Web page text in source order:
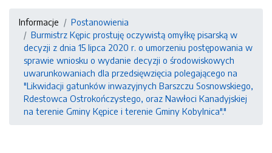
Informacje
Postanowienia
Burmistrz Kępic prostuję oczywistą omyłkę pisarską w
decyzji z dnia 15 lipca 2020 r. o umorzeniu postępowania w
sprawie wniosku o wydanie decyzji o środowiskowych
uwarunkowaniach dla przedsięwzięcia polegającego na
"Likwidacji gatunków inwazyjnych Barszczu Sosnowskiego,
Rdestowca Ostrokończystego, oraz Nawłoci Kanadyjskiej
na terenie Gminy Kępice i terenie Gminy Kobylnica"."